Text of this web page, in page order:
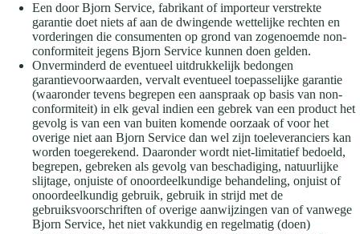
Een door Bjorn Service, fabrikant of importeur verstrekte
garantie doet niets af aan de dwingende wettelijke rechten en
vorderingen die consumenten op grond van zogenoemde non-
conformiteit jegens Bjorn Service kunnen doen gelden.
Onverminderd de eventueel uitdrukkelijk bedongen
garantievoorwaarden, vervalt eventueel toepasselijke garantie
(waaronder tevens begrepen een aanspraak op basis van non-
conformiteit) in elk geval indien een gebrek van een product het
gevolg is van een van buiten komende oorzaak of voor het
overige niet aan Bjorn Service dan wel zijn toeleveranciers kan
worden toegerekend. Daaronder wordt niet-limitatief bedoeld,
begrepen, gebreken als gevolg van beschadiging, natuurlijke
slijtage, onjuiste of onoordeelkundige behandeling, onjuist of
onoordeelkundig gebruik, gebruik in strijd met de
gebruiksvoorschriften of overige aanwijzingen van of vanwege
Bjorn Service, het niet vakkundig en regelmatig (doen)